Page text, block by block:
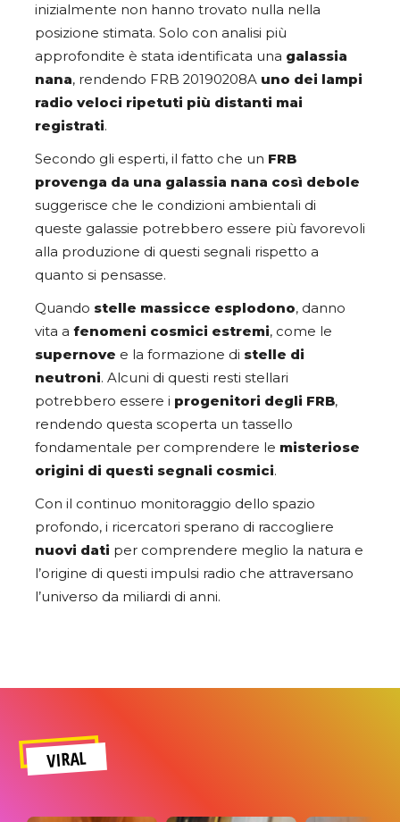
inizialmente non hanno trovato nulla nella
posizione stimata. Solo con analisi più
approfondite è stata identificata una galassia
nana, rendendo FRB 20190208A uno dei lampi
radio veloci ripetuti più distanti mai
registrati.
Secondo gli esperti, il fatto che un FRB
provenga da una galassia nana così debole
suggerisce che le condizioni ambientali di
queste galassie potrebbero essere più favorevoli
alla produzione di questi segnali rispetto a
quanto si pensasse.
Quando stelle massicce esplodono, danno
vita a fenomeni cosmici estremi, come le
supernove e la formazione di stelle di
neutroni. Alcuni di questi resti stellari
potrebbero essere i progenitori degli FRB,
rendendo questa scoperta un tassello
fondamentale per comprendere le misteriose
origini di questi segnali cosmici.
Con il continuo monitoraggio dello spazio
profondo, i ricercatori sperano di raccogliere
nuovi dati per comprendere meglio la natura e
l’origine di questi impulsi radio che attraversano
l’universo da miliardi di anni.
VIRAL